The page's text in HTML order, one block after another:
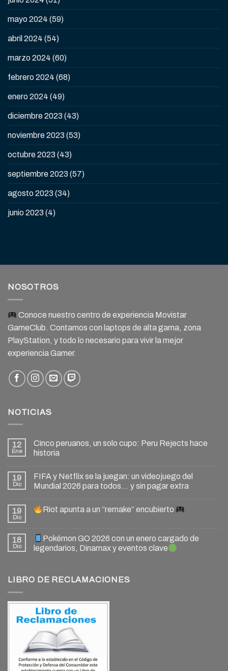
mayo 2024 (59)
abril 2024 (54)
marzo 2024 (60)
febrero 2024 (68)
enero 2024 (49)
diciembre 2023 (43)
noviembre 2023 (53)
octubre 2023 (43)
septiembre 2023 (57)
agosto 2023 (34)
junio 2023 (4)
NOSOTROS
Conoce nuestro centro de experiencia Movistar
GameClub. Contamos con laptops de alta gama, zona
PlayStation, y todo lo necesario para vivir la mejor
experiencia Gamer.
NOTICIAS
12
Ene
Cinco peruanos, un solo cupo: Peru Rejects hace
historia
19
Dic
FIFA y Netflix se la juegan: un videojuego del
Mundial 2026 para todos… y sin pagar extra
19
Dic
Riot apunta a un “remake” encubierto
18
Dic
Pokémon GO 2026 con un enero cargado de
legendarios, Dinamax y eventos clave
LIBRO DE RECLAMACIONES